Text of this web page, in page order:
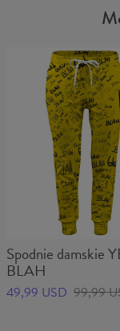
Spodnie damskie
BLAH
49,99 USD 99,99